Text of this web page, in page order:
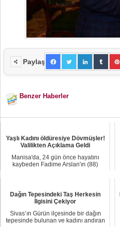
Paylaş
Benzer Haberler
Yaşlı Kadını öldüresiye Dövmüşler!
Valilikten Açıklama Geldi
Manisa'da, 24 gün önce hayatını
kaybeden Fadime Arslan'ın (88)
Dağın Tepesindeki Taş Herkesin
İlgisini Çekiyor
Sivas’ın Gürün ilçesinde bir dağın
tepesinde bulunan ve kadını andıran